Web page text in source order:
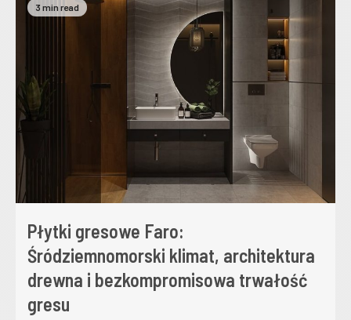
3 min read
Płytki gresowe Faro:
Śródziemnomorski klimat, architektura
drewna i bezkompromisowa trwałość
gresu